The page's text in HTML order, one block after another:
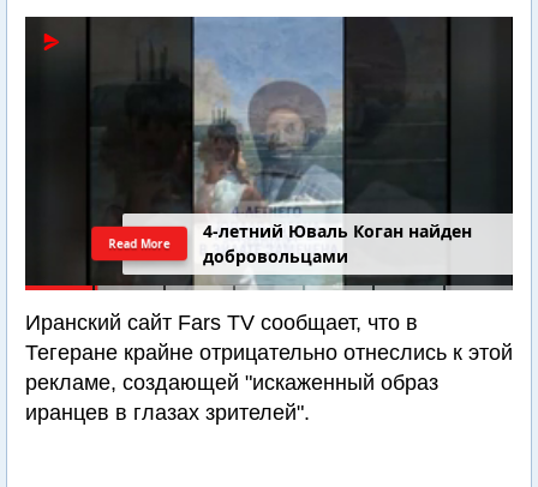
4-летний Юваль Коган найден
добровольцами
Read More
Иранский сайт Fars TV сообщает, что в
Тегеране крайне отрицательно отнеслись к этой
рекламе, создающей "искаженный образ
иранцев в глазах зрителей".